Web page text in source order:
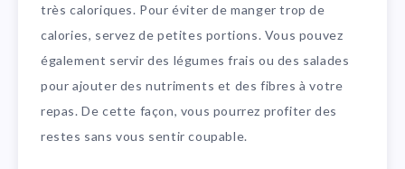
très caloriques. Pour éviter de manger trop de
calories, servez de petites portions. Vous pouvez
également servir des légumes frais ou des salades
pour ajouter des nutriments et des fibres à votre
repas. De cette façon, vous pourrez profiter des
restes sans vous sentir coupable.